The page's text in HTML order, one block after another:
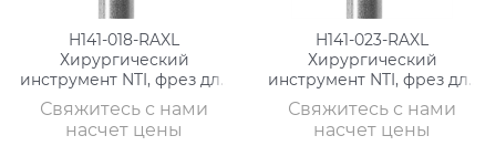
H141-018-RAXL
Хирургический
инструмент NTI, фрез для
Свяжитесь с нами
насчет цены
H141-023-RAXL
Хирургический
инструмент NTI, фрез для
Свяжитесь с нами
насчет цены